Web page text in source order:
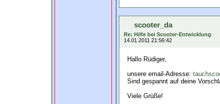
scooter_da
Re: Hilfe bei Scooter-Entwicklung
14.01.2011 21:56:42
Hallo Rüdiger,
unsere email-Adresse:
Sind gespannt auf deine
Viele Grüße!